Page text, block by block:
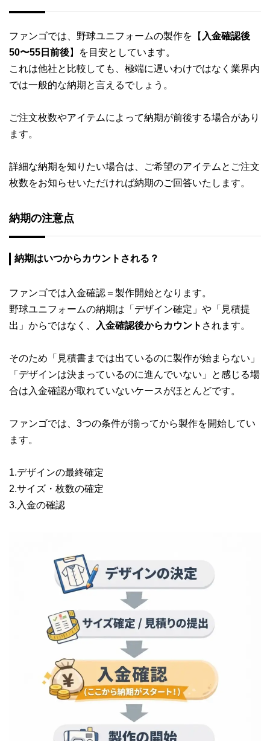
ファンゴでは、野球ユニフォームの製作を【 入金確認後
50〜55日前後】を目安としています。
これは他社と比較しても、極端に遅いわけではなく業界内
では一般的な納期と言えるでしょう。
ご注文枚数やアイテムによって納期が前後する場合があり
ます。
詳細な納期を知りたい場合は、ご希望のアイテムとご注文
枚数をお知らせいただければ納期のご回答いたします。
納期の注意点
納期はいつからカウントされる？
ファンゴでは入金確認＝製作開始となります。
野球ユニフォームの納期は「デザイン確定」や「見積提
出」からではなく、
入金確認後からカウント されます。
そのため「見積書までは出ているのに製作が始まらない」
「デザインは決まっているのに進んでいない」と感じる場
合は入金確認が取れていないケースがほとんどです。
ファンゴでは、3つの条件が揃ってから製作を開始してい
ます。
1.デザインの最終確定
2.サイズ・枚数の確定
3.入金の確認